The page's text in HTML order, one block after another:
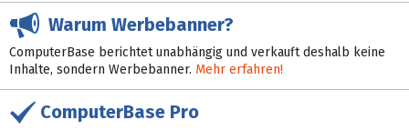
Warum Werbebanner?
ComputerBase berichtet unabhängig und verkauft deshalb keine
Inhalte, sondern Werbebanner. Mehr erfahren!
ComputerBase Pro